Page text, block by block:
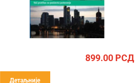
899.00РСД
Детаљније